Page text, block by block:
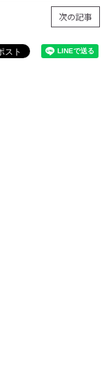
次の記事